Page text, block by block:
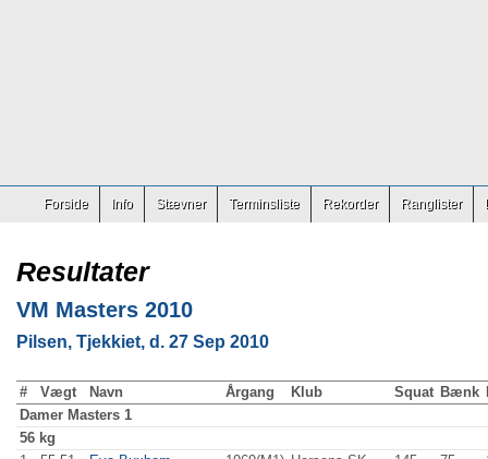
Forside Info Stævner Terminsliste Rekorder Ranglister
Resultater
VM Masters 2010
Pilsen, Tjekkiet, d. 27 Sep 2010
# Vægt Navn Årgang Klub Squat Bænk
Damer Masters 1
56 kg